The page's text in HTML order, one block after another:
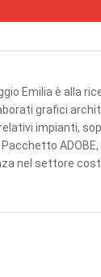
Emilia è alla
grafici
impianti,
nel settore